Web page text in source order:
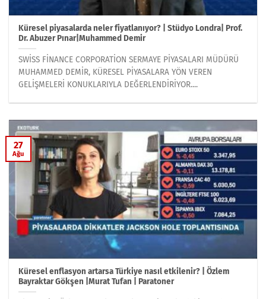
Küresel piyasalarda neler fiyatlanıyor? | Stüdyo Londra| Prof.
Dr. Abuzer Pınar|Muhammed Demir
SWİSS FİNANCE CORPORATİON SERMAYE PİYASALARI MÜDÜRÜ
MUHAMMED DEMİR, KÜRESEL PİYASALARA YÖN VEREN
GELİŞMELERİ KONUKLARIYLA DEĞERLENDİRİYOR....
Küresel enflasyon artarsa Türkiye nasıl etkilenir? | Özlem
Bayraktar Gökşen |Murat Tufan | Paratoner
27
Ağu